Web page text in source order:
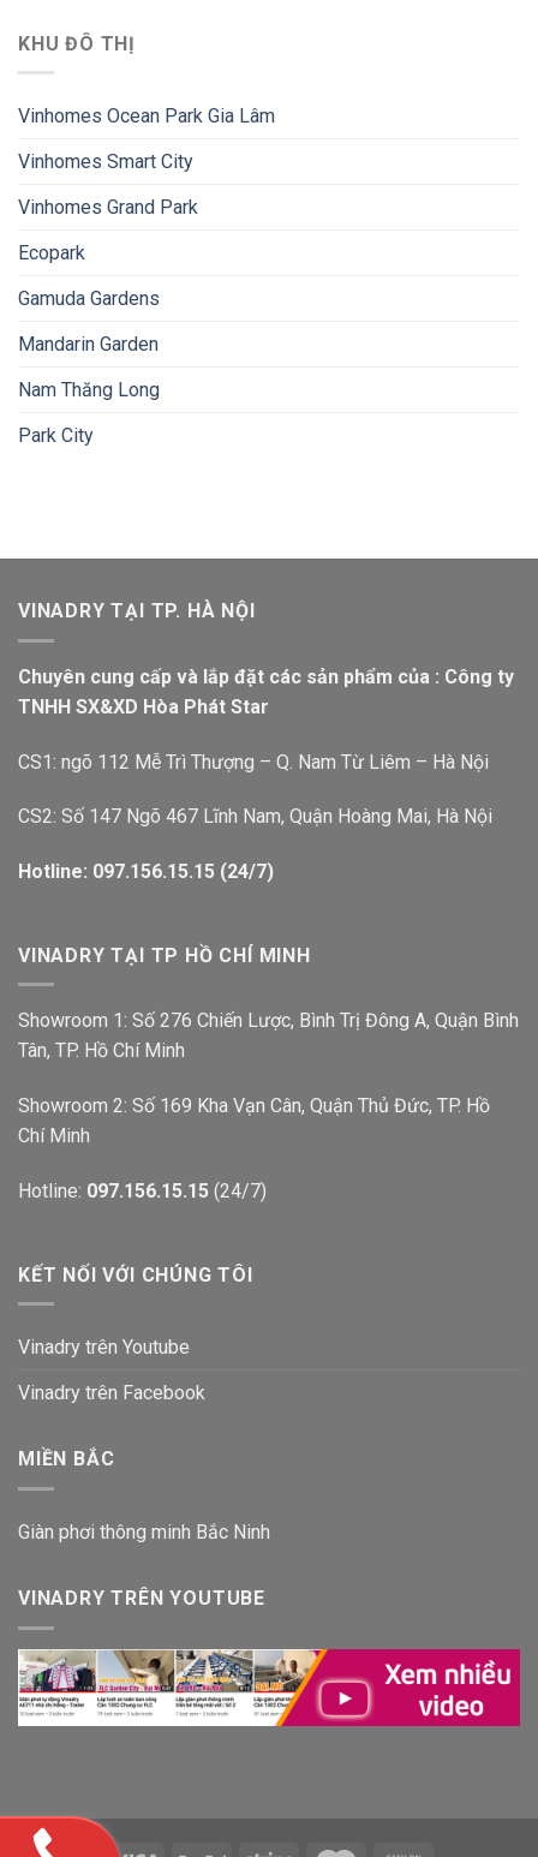
KHU ĐÔ THỊ
Vinhomes Ocean Park Gia Lâm
Vinhomes Smart City
Vinhomes Grand Park
Ecopark
Gamuda Gardens
Mandarin Garden
Nam Thăng Long
Park City
VINADRY TẠI TP. HÀ NỘI
Chuyên cung cấp và lắp đặt các sản phẩm của : Công ty
TNHH SX&XD Hòa Phát Star
CS1: ngõ 112 Mễ Trì Thượng – Q. Nam Từ Liêm – Hà Nội
CS2: Số 147 Ngõ 467 Lĩnh Nam, Quận Hoàng Mai, Hà Nội
Hotline: 097.156.15.15 (24/7)
VINADRY TẠI TP HỒ CHÍ MINH
Showroom 1: Số 276 Chiến Lược, Bình Trị Đông A, Quận Bình
Tân, TP. Hồ Chí Minh
Showroom 2: Số 169 Kha Vạn Cân, Quận Thủ Đức, TP. Hồ
Chí Minh
Hotline: 097.156.15.15 (24/7)
KẾT NỐI VỚI CHÚNG TÔI
Vinadry trên Youtube
Vinadry trên Facebook
MIỀN BẮC
Giàn phơi thông minh Bắc Ninh
VINADRY TRÊN YOUTUBE